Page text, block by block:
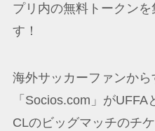
プリ内の無料トークン
す！
海外サッカーファンか
「Socios.com」が
CLのビッグマッチのチ